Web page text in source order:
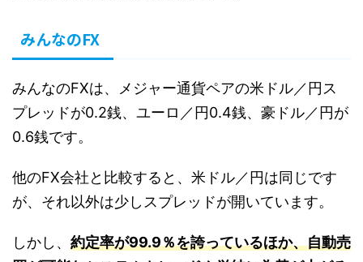
みんなのFX
みんなのFXは、メジャー通貨ペアの米ドル／円ス
プレッドが0.2銭、ユーロ／円0.4銭、豪ドル／円が
0.6銭です。
他のFX会社と比較すると、米ドル／円は同じです
が、それ以外は少しスプレッドが開いています。
しかし、 約定率が99.9％を誇っているほか、自動売